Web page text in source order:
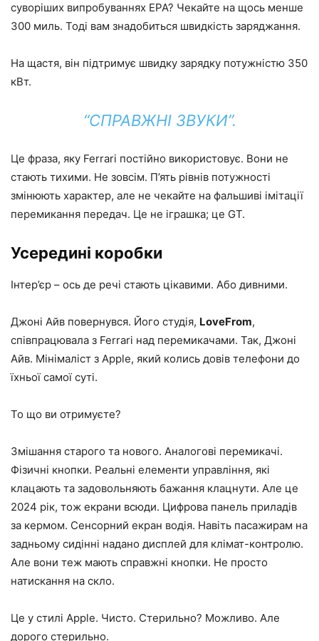
суворіших випробуваннях EPA? Чекайте на щось менше
300 миль. Тоді вам знадобиться швидкість заряджання.
На щастя, він підтримує швидку зарядку потужністю 350
кВт.
“СПРАВЖНІ ЗВУКИ”.
Це фраза, яку Ferrari постійно використовує. Вони не
стають тихими. Не зовсім. П’ять рівнів потужності
змінюють характер, але не чекайте на фальшиві імітації
перемикання передач. Це не іграшка; це GT.
Усередині коробки
Інтер’єр – ось де речі стають цікавими. Або дивними.
Джоні Айв повернувся. Його студія, LoveFrom,
співпрацювала з Ferrari над перемикачами. Так, Джоні
Айв. Мінімаліст з Apple, який колись довів телефони до
їхньої самої суті.
То що ви отримуєте?
Змішання старого та нового. Аналогові перемикачі.
Фізичні кнопки. Реальні елементи управління, які
клацають та задовольняють бажання клацнути. Але це
2024 рік, тож екрани всюди. Цифрова панель приладів
за кермом. Сенсорний екран водія. Навіть пасажирам на
задньому сидінні надано дисплей для клімат-контролю.
Але вони теж мають справжні кнопки. Не просто
натискання на скло.
Це у стилі Apple. Чисто. Стерильно? Можливо. Але
дорого стерильно.